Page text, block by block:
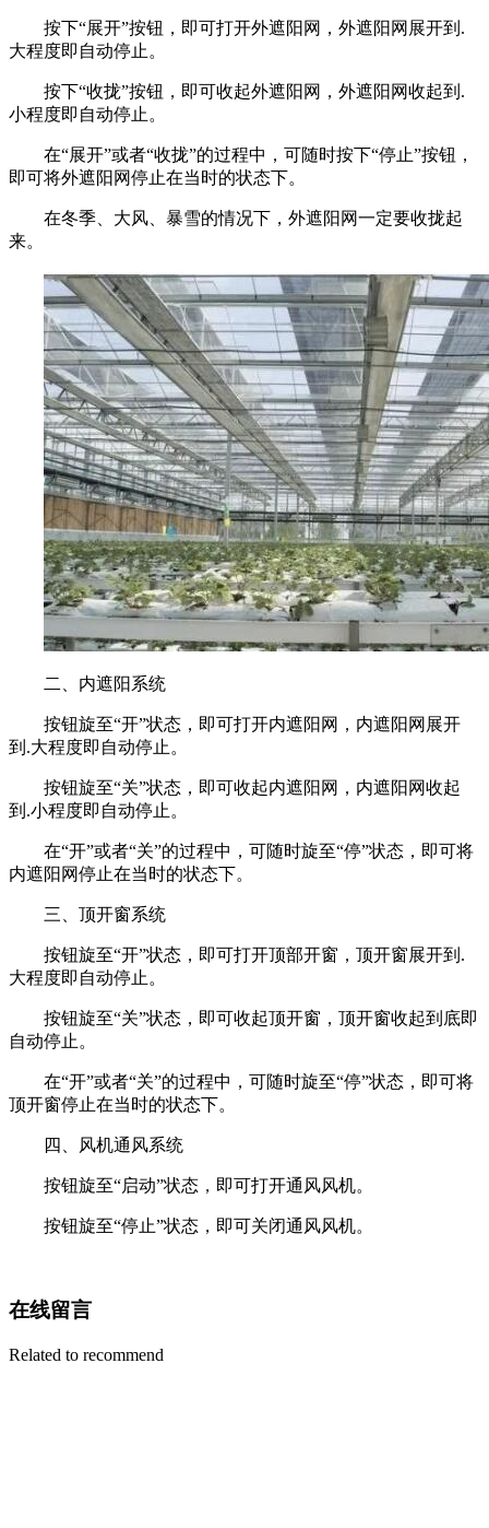
按下“展开”按钮，即可打开外遮阳网，外遮阳网展开到.
大程度即自动停止。
按下“收拢”按钮，即可收起外遮阳网，外遮阳网收起到.
小程度即自动停止。
在“展开”或者“收拢”的过程中，可随时按下“停止”按钮，
即可将外遮阳网停止在当时的状态下。
在冬季、大风、暴雪的情况下，外遮阳网一定要收拢起
来。
二、内遮阳系统
按钮旋至“开”状态，即可打开内遮阳网，内遮阳网展开
到.大程度即自动停止。
按钮旋至“关”状态，即可收起内遮阳网，内遮阳网收起
到.小程度即自动停止。
在“开”或者“关”的过程中，可随时旋至“停”状态，即可将
内遮阳网停止在当时的状态下。
三、顶开窗系统
按钮旋至“开”状态，即可打开顶部开窗，顶开窗展开到.
大程度即自动停止。
按钮旋至“关”状态，即可收起顶开窗，顶开窗收起到底即
自动停止。
在“开”或者“关”的过程中，可随时旋至“停”状态，即可将
顶开窗停止在当时的状态下。
四、风机通风系统
按钮旋至“启动”状态，即可打开通风风机。
按钮旋至“停止”状态，即可关闭通风风机。
在线留言
Related to recommend